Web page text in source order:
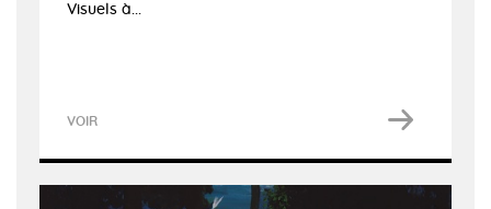
Visuels à...
VOIR